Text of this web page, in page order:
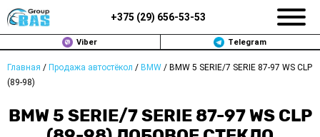
+375 (29) 656-53-53
Viber Telegram
Главная / Продажа автостёкол / BMW / BMW 5 SERIE/7 SERIE 87-97 WS CLP
(89-98)
BMW 5 SERIE/7 SERIE 87-97 WS CLP
ЗАМЕНА АВТОСТЕКОЛ В МИНСКЕ
ПРОДАЖА АВТОСТЁКОЛ